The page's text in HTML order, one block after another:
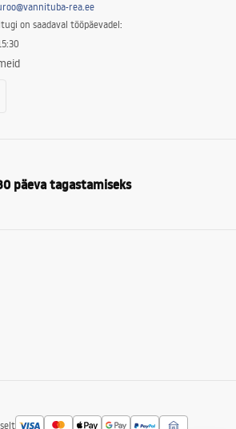
rea.ee
on saadaval tööpäevadel:
päeva tagastamiseks